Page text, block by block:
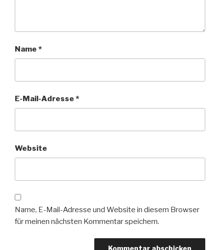
Name *
E-Mail-Adresse *
Website
Name, E-Mail-Adresse und Website in diesem Browser
für meinen nächsten Kommentar speichern.